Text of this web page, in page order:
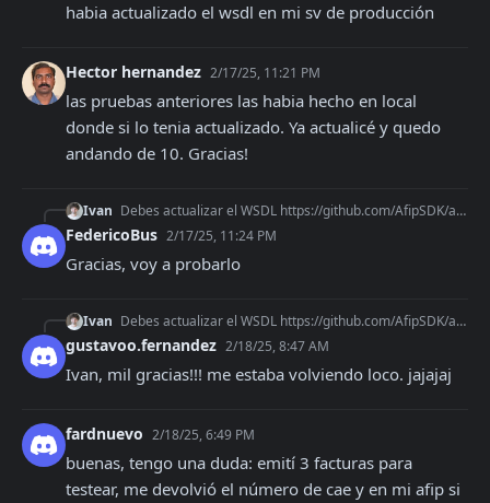
habia actualizado el wsdl en mi sv de producción
Hector hernandez 2/17/25, 11:21 PM
las pruebas anteriores las habia hecho en local
donde si lo tenia actualizado. Ya actualicé y quedo
andando de 10. Gracias!
Ivan Debes actualizar el WSDL https://github.com/AfipSDK/afip.php/blob/v0.7.0/src/Afip_res/wsfe.wsdl por este https://wswhomo.afip.gov.ar/wsfev1/service.asmx?wsdl
FedericoBus 2/17/25, 11:24 PM
Gracias, voy a probarlo
Ivan Debes actualizar el WSDL https://github.com/AfipSDK/afip.php/blob/v0.7.0/src/Afip_res/wsfe.wsdl por este https://wswhomo.afip.gov.ar/wsfev1/service.asmx?wsdl
gustavoo.fernandez 2/18/25, 8:47 AM
Ivan, mil gracias!!! me estaba volviendo loco. jajajaj
fardnuevo 2/18/25, 6:49 PM
buenas, tengo una duda: emití 3 facturas para
testear, me devolvió el número de cae y en mi afip si